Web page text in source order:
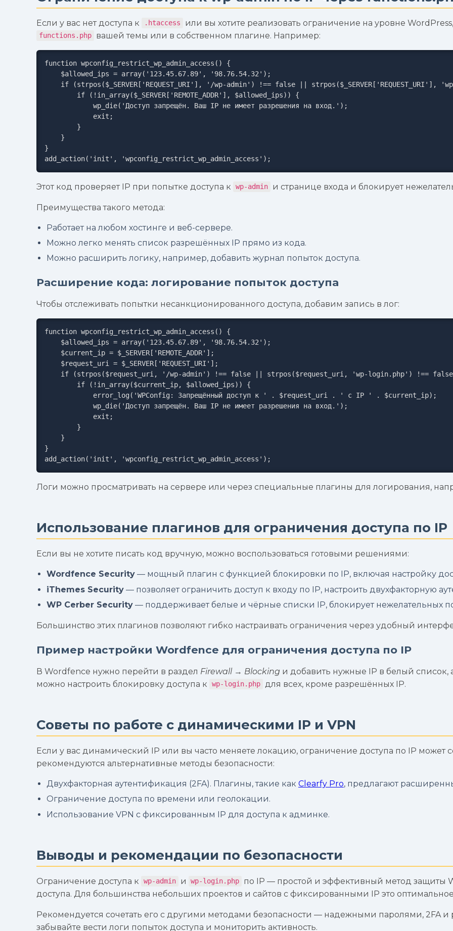
Если у вас нет доступа к .htaccess или вы хотите реализовать ограничение на уровне
functions.php вашей темы или в собственном плагине. Например:
function wpconfig_restrict_wp_admin_access() {
}
add_action('init', 'wpconfig_restrict_wp_admin_access');
Этот код проверяет IP при попытке доступа к wp-admin и странице входа и блокирует
Преимущества такого метода:
Работает на любом хостинге и веб-сервере.
Можно легко менять список разрешённых IP прямо из кода.
Можно расширить логику, например, добавить журнал попыток доступа.
Расширение кода: логирование попыток доступа
Чтобы отслеживать попытки несанкционированного доступа, добавим запись в лог:
function wpconfig_restrict_wp_admin_access() {
}
add_action('init', 'wpconfig_restrict_wp_admin_access');
Логи можно просматривать на сервере или через специальные плагины для логирования,
Использование плагинов для ограничения доступа по IP
Если вы не хотите писать код вручную, можно воспользоваться готовыми решениями:
Wordfence Security — мощный плагин с функцией блокировки по IP, включая настройку
iThemes Security — позволяет ограничить доступ к входу по IP, настроить двухфакторную
WP Cerber Security — поддерживает белые и чёрные списки IP, блокирует нежелательных
Большинство этих плагинов позволяют гибко настраивать ограничения через удобный
Пример настройки Wordfence для ограничения доступа по IP
В Wordfence нужно перейти в раздел Firewall→ Blocking и добавить нужные IP в белый список,
можно настроить блокировку доступа к
wp-login.php для всех, кроме разрешённых IP.
Советы по работе с динамическими IP и VPN
Если у вас динамический IP или вы часто меняете локацию, ограничение доступа по IP может
рекомендуются альтернативные методы безопасности:
Двухфакторная аутентификация (2FA). Плагины, такие как Clearfy Pro, предлагают
Ограничение доступа по времени или геолокации.
Использование VPN с фиксированным IP для доступа к админке.
Выводы и рекомендации по безопасности
Ограничение доступа к wp-admin и wp-login.php
по IP — простой и эффективный метод защиты
доступа. Для большинства небольших проектов и сайтов с фиксированными IP это
Рекомендуется сочетать его с другими методами безопасности — надежными паролями, 2FA
забывайте вести логи попыток доступа и мониторить активность.